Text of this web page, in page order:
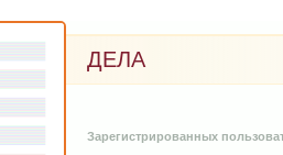
ДЕЛА